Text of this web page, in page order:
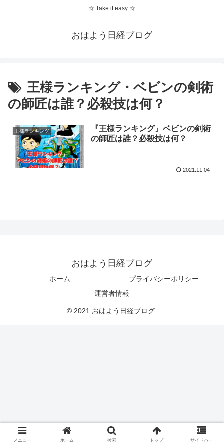
☆ Take it easy ☆
おはよう日経ブログ
王様ランキング・ベビンの剣術
の師匠は誰？必殺技は何？
王様ランキング
『王様ランキング』ベビンの剣術
の師匠は誰？必殺技は何？
2021.11.04
おはよう日経ブログ
ホーム
プライバシーポリシー
運営者情報
© 2021 おはよう日経ブログ.
メニュー ホーム 検索 トップ サイドバー